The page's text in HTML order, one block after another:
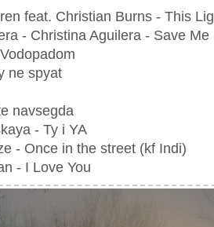
feat. Christian Burns - This
- Christina Aguilera - Save
ne spyat
navsegda
- Ty i YA
- Once in the street (kf Indi)
- I Love You